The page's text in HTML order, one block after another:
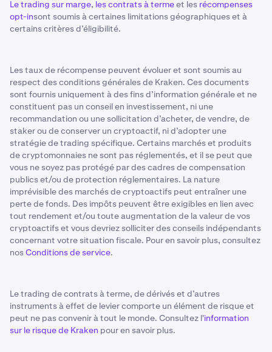
Le trading sur marge, les contrats à termeet les récompenses
opt-insont soumis à certaines limitations géographiques et à
certains critères d’éligibilité.
Les taux de récompense peuvent évoluer et sont soumis au
respect des conditions générales de Kraken. Ces documents
sont fournis uniquement à des fins d’information générale et ne
constituent pas un conseil en investissement, ni une
recommandation ou une sollicitation d’acheter, de vendre, de
staker ou de conserver un cryptoactif, ni d’adopter une
stratégie de trading spécifique. Certains marchés et produits
de cryptomonnaies ne sont pas réglementés, et il se peut que
vous ne soyez pas protégé par des cadres de compensation
publics et/ou de protection réglementaires. La nature
imprévisible des marchés de cryptoactifs peut entraîner une
perte de fonds. Des impôts peuvent être exigibles en lien avec
tout rendement et/ou toute augmentation de la valeur de vos
cryptoactifs et vous devriez solliciter des conseils indépendants
concernant votre situation fiscale. Pour en savoir plus, consultez
nosConditions de service.
Le trading de contrats à terme, de dérivés et d’autres
instruments à effet de levier comporte un élément de risque et
peut ne pas convenir à tout le monde. Consultez l'information
sur le risque de Kraken pour en savoir plus.